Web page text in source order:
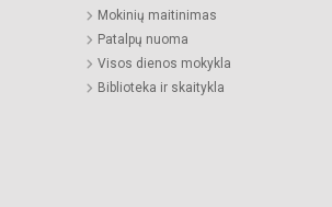
Mokinių maitinimas
Patalpų nuoma
Visos dienos mokykla
Biblioteka ir skaitykla